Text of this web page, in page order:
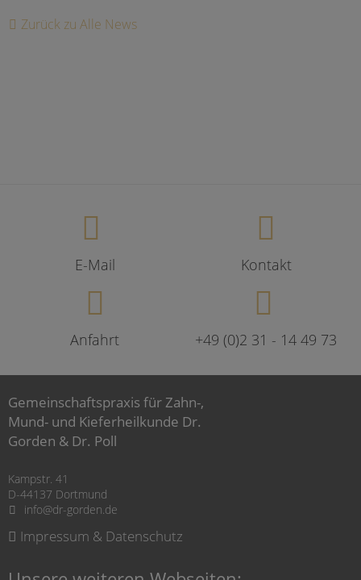
Zurück zu Alle News
E-Mail Kontakt
Anfahrt +49 (0)2 31 - 14 49 73
Gemeinschaftspraxis für Zahn-,
Mund- und Kieferheilkunde Dr.
Gorden & Dr. Poll
Kampstr. 41
D-44137 Dortmund
info@dr-gorden.de
Impressum & Datenschutz